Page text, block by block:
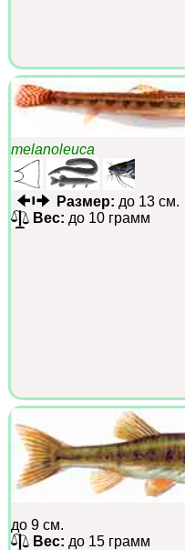
melanoleuca
Размер: до 13 см.
Вес: до 10 грамм
до 9 см.
Вес: до 15 грамм